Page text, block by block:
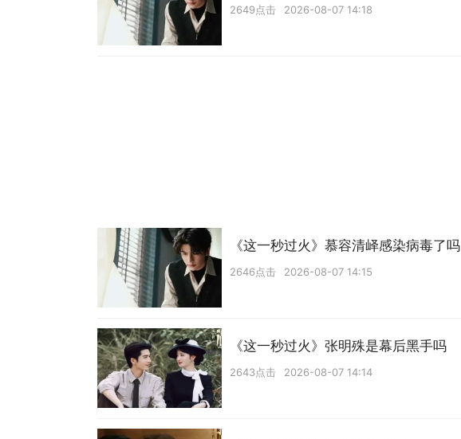
2649点击 2026-08-07 14:18
《这一秒过火》慕容清峄感染病毒了吗
2646点击 2026-08-07 14:15
《这一秒过火》张明殊是幕后黑手吗
2643点击 2026-08-07 14:14